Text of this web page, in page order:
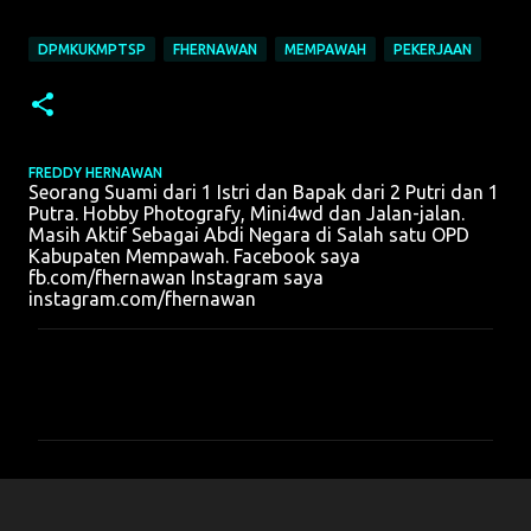
DPMKUKMPTSP FHERNAWAN MEMPAWAH PEKERJAAN
FREDDY HERNAWAN
Seorang Suami dari 1 Istri dan Bapak dari 2 Putri dan 1
Putra. Hobby Photografy, Mini4wd dan Jalan-jalan.
Masih Aktif Sebagai Abdi Negara di Salah satu OPD
Kabupaten Mempawah. Facebook saya
fb.com/fhernawan Instagram saya
instagram.com/fhernawan